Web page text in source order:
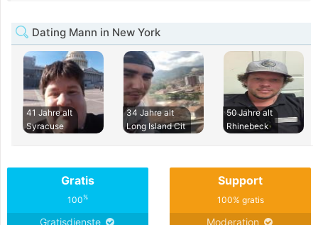
Dating Mann in New York
41 Jahre alt
Syracuse
34 Jahre alt
Long Island Cit
50 Jahre alt
Rhinebeck
Gratis
100%
Gratisdienste
Support
100% gratis
Moderation